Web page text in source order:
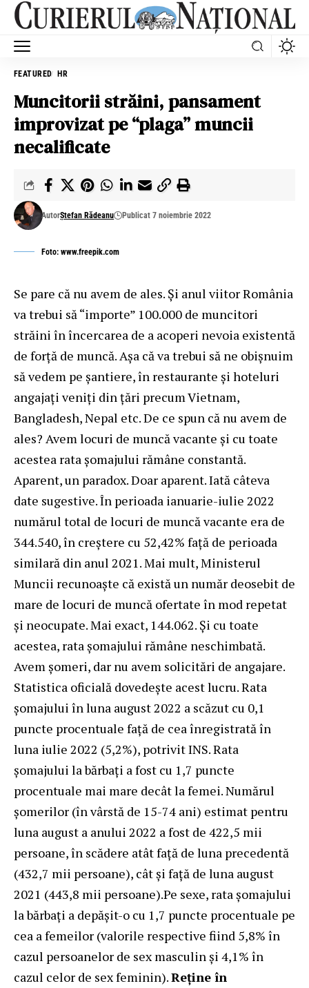
FEATURED HR
Muncitorii străini, pansament
improvizat pe “plaga” muncii
necalificate
AutorȘtefan Rădeanu Publicat 7 noiembrie 2022
Foto: www.freepik.com
Se pare că nu avem de ales. Și anul viitor România
va trebui să “importe” 100.000 de muncitori
străini în încercarea de a acoperi nevoia existentă
de forță de muncă. Așa că va trebui să ne obișnuim
să vedem pe șantiere, în restaurante și hoteluri
angajați veniți din țări precum Vietnam,
Bangladesh, Nepal etc. De ce spun că nu avem de
ales? Avem locuri de muncă vacante și cu toate
acestea rata șomajului rămâne constantă.
Aparent, un paradox. Doar aparent. Iată câteva
date sugestive. În perioada ianuarie-iulie 2022
numărul total de locuri de muncă vacante era de
344.540, în creștere cu 52,42% față de perioada
similară din anul 2021. Mai mult, Ministerul
Muncii recunoaște că există un număr deosebit de
mare de locuri de muncă ofertate în mod repetat
și neocupate. Mai exact, 144.062. Și cu toate
acestea, rata șomajului rămâne neschimbată.
Avem șomeri, dar nu avem solicitări de angajare.
Statistica oficială dovedește acest lucru. Rata
şomajului în luna august 2022 a scăzut cu 0,1
puncte procentuale față de cea înregistrată în
luna iulie 2022 (5,2%), potrivit INS. Rata
șomajului la bărbați a fost cu 1,7 puncte
procentuale mai mare decât la femei. Numărul
şomerilor (în vârstă de 15-74 ani) estimat pentru
luna august a anului 2022 a fost de 422,5 mii
persoane, în scădere atât față de luna precedentă
(432,7 mii persoane), cât și față de luna august
2021 (443,8 mii persoane).Pe sexe, rata şomajului
la bărbați a depăşit-o cu 1,7 puncte procentuale pe
cea a femeilor (valorile respective fiind 5,8% în
cazul persoanelor de sex masculin şi 4,1% în
cazul celor de sex feminin).Reține în